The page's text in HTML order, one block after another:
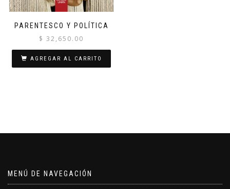
PARENTESCO Y POLÍTICA
$ 32,650.00
AGREGAR AL CARRITO
MENÚ DE NAVEGACIÓN